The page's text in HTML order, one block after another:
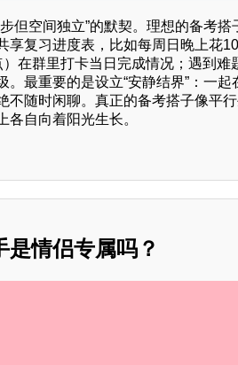
但空间独立”的默契。理想的备考
复习进度表，比如每周日晚上花
在群里打卡当日完成情况；遇到难
。最重要的是设立“安静结界”：一
不随时闲聊。真正的备考搭子像平
各自向着阳光生长。
是情侣专属吗？